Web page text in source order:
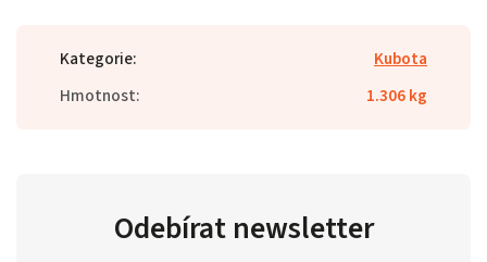
Kategorie:
Kubota
Hmotnost: 1.306 kg
Odebírat newsletter